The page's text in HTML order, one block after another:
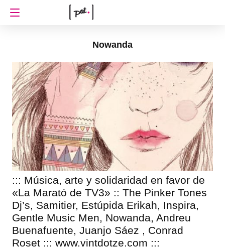
Nowanda
::: Música, arte y solidaridad en favor de
«La Marató de TV3» :: The Pinker Tones
Dj’s, Samitier, Estúpida Erikah, Inspira,
Gentle Music Men, Nowanda, Andreu
Buenafuente, Juanjo Sáez , Conrad
Roset ::: www.vintdotze.com :::